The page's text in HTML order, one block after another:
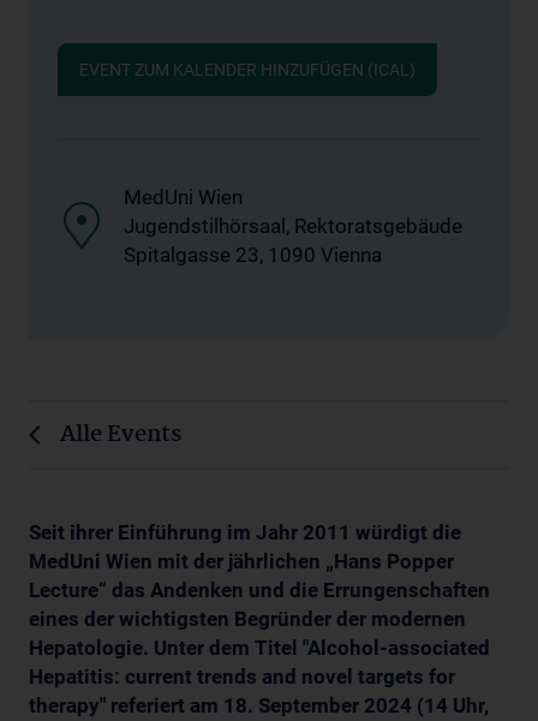
EVENT ZUM KALENDER HINZUFÜGEN (ICAL)
MedUni Wien
Jugendstilhörsaal, Rektoratsgebäude
Spitalgasse 23, 1090 Vienna
Alle Events
Seit ihrer Einführung im Jahr 2011 würdigt die
MedUni Wien mit der jährlichen „Hans Popper
Lecture“ das Andenken und die Errungenschaften
eines der wichtigsten Begründer der modernen
Hepatologie. Unter dem Titel "Alcohol-associated
Hepatitis: current trends and novel targets for
therapy" referiert am 18. September 2024 (14 Uhr,